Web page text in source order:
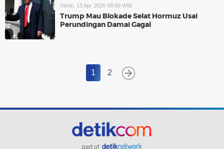
Senin, 13 Apr 2026 08:00 WIB
Trump Mau Blokade Selat Hormuz Usai
Perundingan Damai Gagal
1 2
part of